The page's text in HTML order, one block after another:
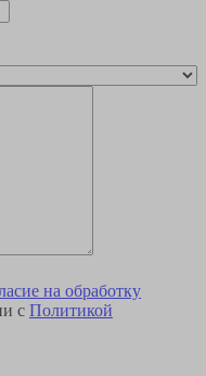
на обработку
с Политикой